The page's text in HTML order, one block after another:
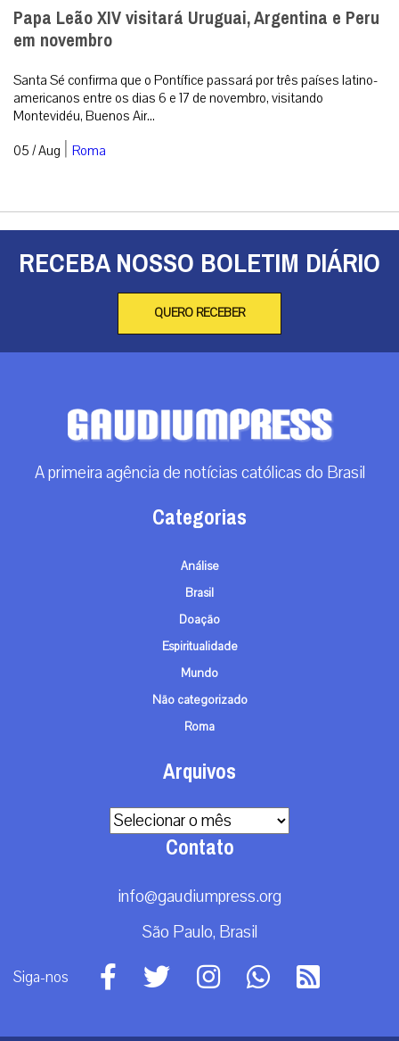
Papa Leão XIV visitará Uruguai, Argentina e Peru
em novembro
Santa Sé confirma que o Pontífice passará por três países latino-
americanos entre os dias 6 e 17 de novembro, visitando
Montevidéu, Buenos Air...
05 / Aug | Roma
RECEBA NOSSO BOLETIM DIÁRIO
QUERO RECEBER
A primeira agência de notícias católicas do Brasil
Categorias
Análise
Brasil
Doação
Espiritualidade
Mundo
Não categorizado
Roma
Arquivos
Arquivos
Contato
info@gaudiumpress.org
São Paulo, Brasil
Siga-nos